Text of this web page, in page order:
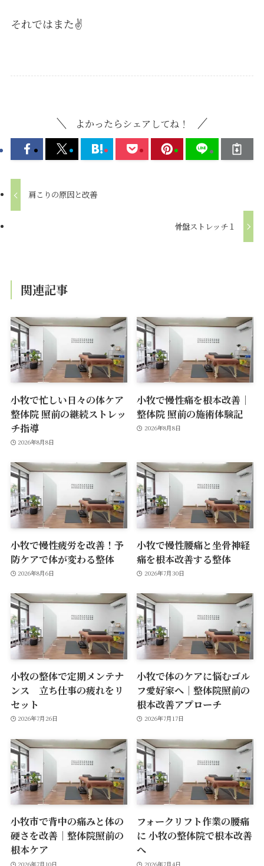
それではまた✌️
よかったらシェアしてね！
肩こりの原因と改善
骨盤ストレッチ１
関連記事
小牧で忙しい日々の体ケア
整体院 照前の継続ストレッ
チ指導
2026年8月8日
小牧で慢性痛を根本改善｜
整体院 照前の施術体験記
2026年8月8日
小牧で慢性疲労を改善！予
防ケアで体が変わる整体
2026年8月6日
小牧で慢性腰痛と坐骨神経
痛を根本改善する整体
2026年7月30日
小牧の整体で定期メンテナ
ンス 立ち仕事の疲れをリ
セット
2026年7月26日
小牧で体のケアに悩むゴル
フ愛好家へ｜整体院照前の
根本改善アプローチ
2026年7月17日
小牧市で背中の痛みと体の
硬さを改善｜整体院照前の
根本ケア
2026年7月10日
フォークリフト作業の腰痛
に 小牧の整体院で根本改善
へ
2026年7月4日